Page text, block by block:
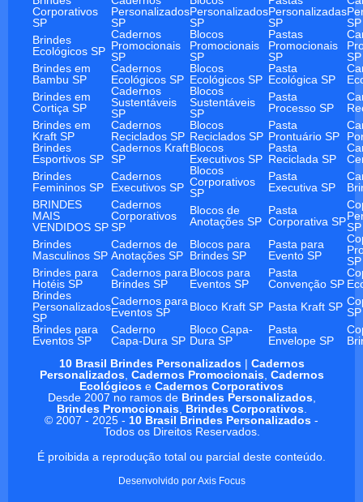
Corporativos
SP
Personalizados
SP
Personalizados
SP
Personalizadas
SP
SP
Brindes
Ecológicos SP
Cadernos
Promocionais
SP
Blocos
Promocionais
SP
Pastas
Promocionais
SP
SP
Brindes em
Bambu SP
Cadernos
Ecológicos SP
Blocos
Ecológicos SP
Pasta
Ecológica SP
Brindes em
Cortiça SP
Cadernos
Sustentáveis
SP
Blocos
Sustentáveis
SP
Pasta
Processo SP
Brindes em
Kraft SP
Cadernos
Reciclados SP
Blocos
Reciclados SP
Pasta
Prontuário SP
Brindes
Esportivos SP
Cadernos Kraft
SP
Blocos
Executivos SP
Pasta
Reciclada SP
Brindes
Femininos SP
Cadernos
Executivos SP
Blocos
Corporativos
SP
Pasta
Executiva SP
BRINDES
MAIS
VENDIDOS SP
Cadernos
Corporativos
SP
Blocos de
Anotações SP
Pasta
Corporativa SPSP
Brindes
Masculinos SP
Cadernos de
Anotações SP
Blocos para
Brindes SP
Pasta para
Evento SP
SP
Brindes para
Hotéis SP
Cadernos para
Brindes SP
Blocos para
Eventos SP
Pasta
Convenção SP
Brindes
Personalizados
SP
Cadernos para
Eventos SP
Bloco Kraft SP Pasta Kraft SP SP
Brindes para
Eventos SP
Caderno
Capa-Dura SP
Bloco Capa-
Dura SP
Pasta
Envelope SP
10 Brasil Brindes Personalizados| Cadernos
Personalizados, Cadernos Promocionais, Cadernos
Ecológicos e Cadernos Corporativos
Desde 2007 no ramos de Brindes Personalizados,
Brindes Promocionais, Brindes Corporativos.
© 2007 - 2025 - 10 Brasil Brindes Personalizados -
Todos os Direitos Reservados.
É proibida a reprodução total ou parcial deste conteúdo.
Desenvolvido porAxis Focus